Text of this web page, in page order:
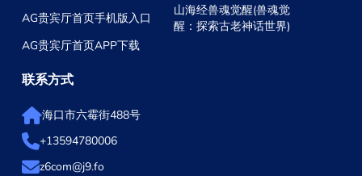
AG贵宾厅首页手机版入口
AG贵宾厅首页APP下载
山海经兽魂觉醒(兽魂觉
醒：探索古老神话世界)
联系方式
海口市六霉街488号
+13594780006
z6com@j9.fo